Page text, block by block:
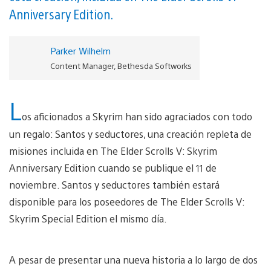
Anniversary Edition.
Parker Wilhelm
Content Manager, Bethesda Softworks
Los aficionados a Skyrim han sido agraciados con todo
un regalo: Santos y seductores, una creación repleta de
misiones incluida en The Elder Scrolls V: Skyrim
Anniversary Edition cuando se publique el 11 de
noviembre. Santos y seductores también estará
disponible para los poseedores de The Elder Scrolls V:
Skyrim Special Edition el mismo día.
A pesar de presentar una nueva historia a lo largo de dos